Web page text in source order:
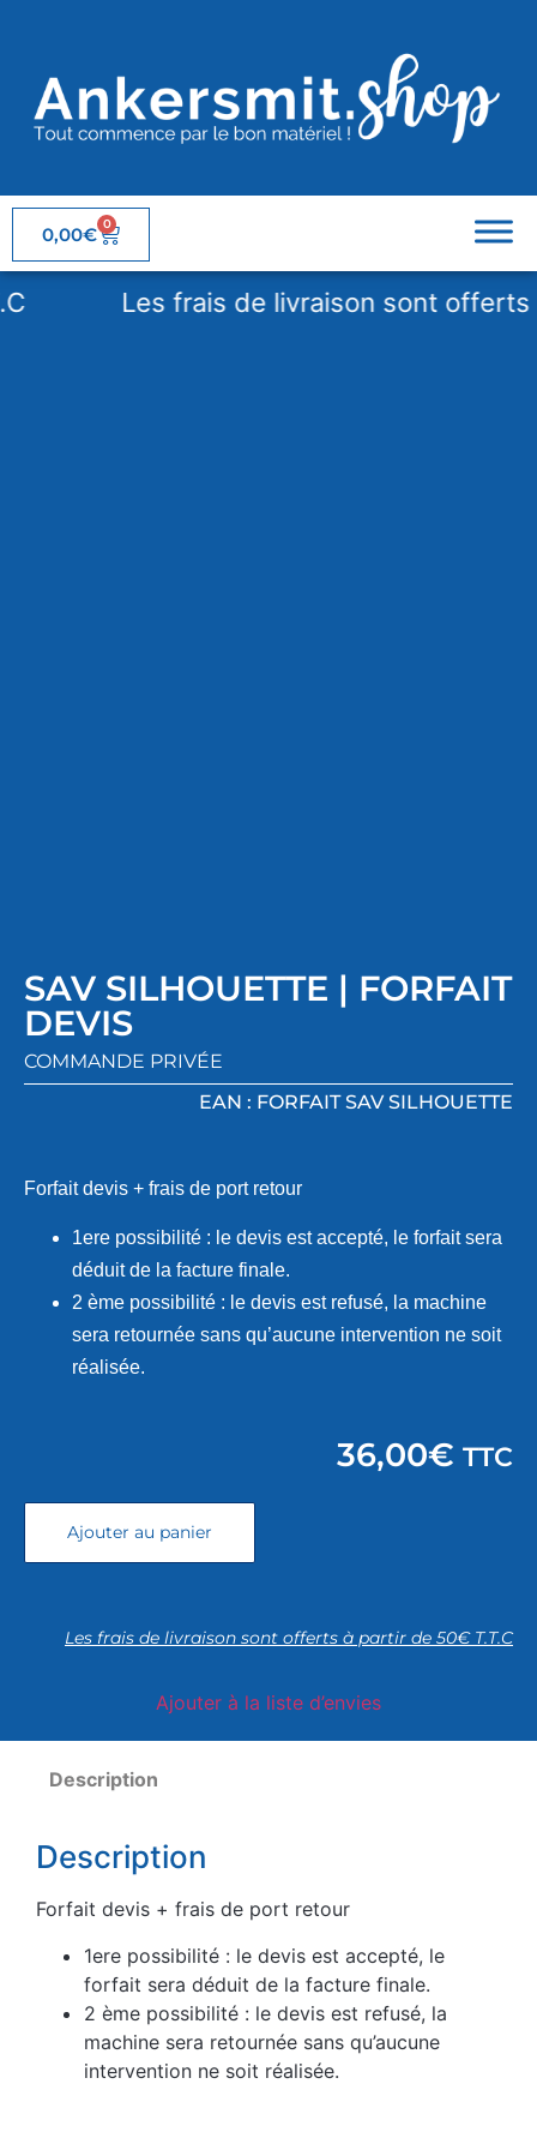
0,00€ 0
Les frais de livraison sont offerts à
SAV SILHOUETTE | FORFAIT
DEVIS
COMMANDE PRIVÉE
EAN : FORFAIT SAV SILHOUETTE
Forfait devis + frais de port retour
1ere possibilité : le devis est accepté, le forfait sera
déduit de la facture finale.
2 ème possibilité : le devis est refusé, la machine
sera retournée sans qu’aucune intervention ne soit
réalisée.
36,00€ TTC
Ajouter au panier
Les frais de livraison sont offerts à partir de 50€ T.T.C
Ajouter à la liste d’envies
Description
Description
Forfait devis + frais de port retour
1ere possibilité : le devis est accepté, le
forfait sera déduit de la facture finale.
2 ème possibilité : le devis est refusé, la
machine sera retournée sans qu’aucune
intervention ne soit réalisée.